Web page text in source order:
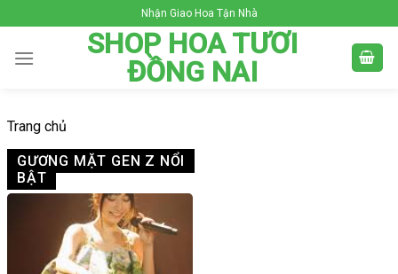
to
content
Nhận Giao Hoa Tận Nhà
SHOP HOA TƯƠI
ĐỒNG NAI
Trang chủ
GƯƠNG MẶT GEN Z NỔI
BẬT